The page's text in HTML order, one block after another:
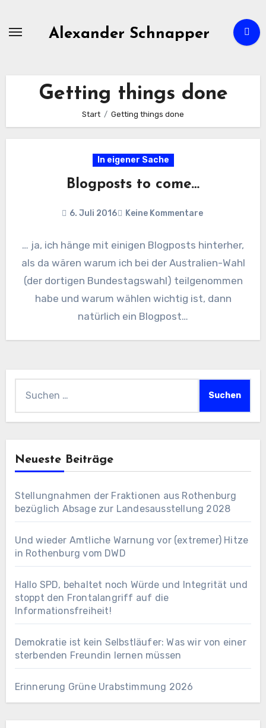
Alexander Schnapper
Getting things done
Start Getting things done
In eigener Sache
Blogposts to come…
6. Juli 2016 Keine Kommentare
… ja, ich hänge mit einigen Blogposts hinterher,
als da wären warum ich bei der Australien-Wahl
(der dortigen Bundestagswahl) teilgenommen
habe und warum wählen wichtig ist, dann
natürlich ein Blogpost…
Neueste Beiträge
Stellungnahmen der Fraktionen aus Rothenburg
bezüglich Absage zur Landesausstellung 2028
Und wieder Amtliche Warnung vor (extremer) Hitze
in Rothenburg vom DWD
Hallo SPD, behaltet noch Würde und Integrität und
stoppt den Frontalangriff auf die
Informationsfreiheit!
Demokratie ist kein Selbstläufer: Was wir von einer
sterbenden Freundin lernen müssen
Erinnerung Grüne Urabstimmung 2026